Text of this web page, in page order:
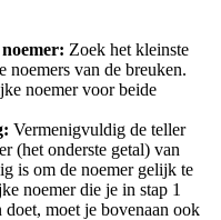
Zoek het kleinste
van de breuken.
noemer voor beide
Vermenigvuldig de teller
(het onderste getal) van
is om de noemer gelijk te
noemer die je in stap 1
moet je bovenaan ook